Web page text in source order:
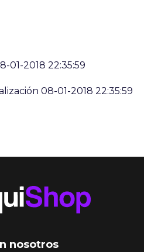
01-2018 22:35:59
08-01-2018 22:35:59
nosotros